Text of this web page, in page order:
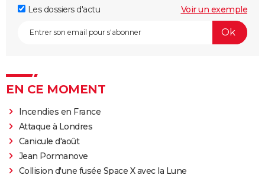
Les dossiers d'actu
Voir un exemple
EN CE MOMENT
Incendies en France
Attaque à Londres
Canicule d'août
Jean Pormanove
Collision d'une fusée Space X avec la Lune